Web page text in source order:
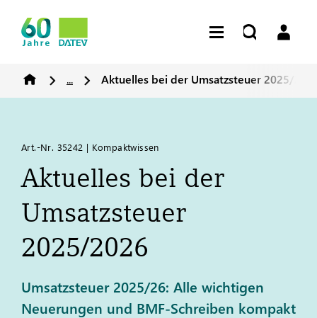
... Aktuelles bei der Umsatzsteuer 2025/
Art.-Nr. 35242 | Kompaktwissen
Aktuelles bei der
Umsatzsteuer
2025/2026
Umsatzsteuer 2025/26: Alle wichtigen
Neuerungen und BMF-Schreiben kompakt